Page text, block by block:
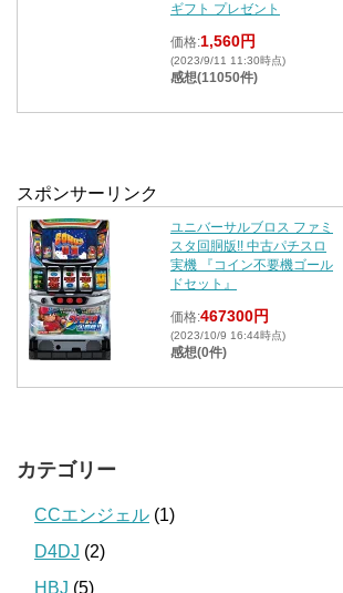
ギフト プレゼント
価格:1,560円
(2023/9/11 11:30時点)
感想(11050件)
スポンサーリンク
ユニバーサルブロス ファミ
スタ回胴版!! 中古パチスロ
実機 『コイン不要機ゴール
ドセット』
価格:467300円
(2023/10/9 16:44時点)
感想(0件)
カテゴリー
CCエンジェル (1)
D4DJ (2)
HBJ (5)